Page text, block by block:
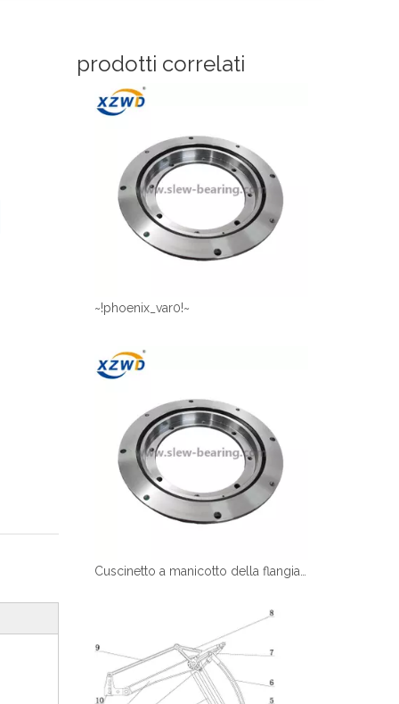
العربية
prodotti correlati
~!phoenix_var0!~